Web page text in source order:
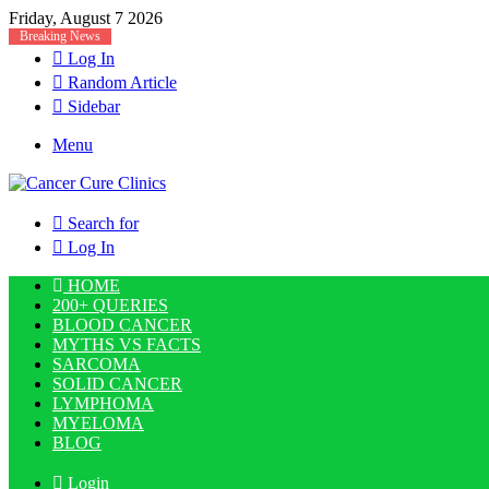
Friday, August 7 2026
Breaking News
Log In
Random Article
Sidebar
Menu
Search for
Log In
HOME
200+ QUERIES
BLOOD CANCER
MYTHS VS FACTS
SARCOMA
SOLID CANCER
LYMPHOMA
MYELOMA
BLOG
Login